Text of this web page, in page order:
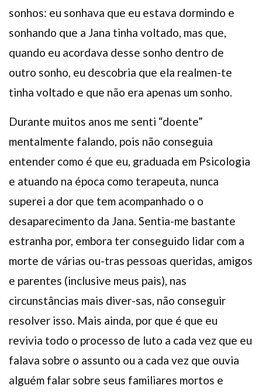
sonhos: eu sonhava que eu estava dormindo e
sonhando que a Jana tinha voltado, mas que,
quando eu acordava desse sonho dentro de
outro sonho, eu descobria que ela realmen-te
tinha voltado e que não era apenas um sonho.
Durante muitos anos me senti “doente”
mentalmente falando, pois não conseguia
entender como é que eu, graduada em Psicologia
e atuando na época como terapeuta, nunca
superei a dor que tem acompanhado o o
desaparecimento da Jana. Sentia-me bastante
estranha por, embora ter conseguido lidar com a
morte de várias ou-tras pessoas queridas, amigos
e parentes (inclusive meus pais), nas
circunstâncias mais diver-sas, não conseguir
resolver isso. Mais ainda, por que é que eu
revivia todo o processo de luto a cada vez que eu
falava sobre o assunto ou a cada vez que ouvia
alguém falar sobre seus familiares mortos e